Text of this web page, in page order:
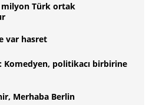
milyon Türk ortak
var hasret
Komedyen, politikacı birbirine
Merhaba Berlin